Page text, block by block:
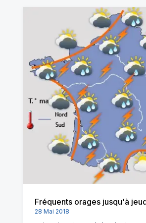
Fréquents orages jusqu'à
28 Mai 2018